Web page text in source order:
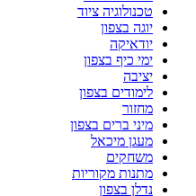
טכנולוגיה ציוד
יוגה בצפון
יודאיקה
ימי כיף בצפון
יציבה
לימודים בצפון
מחזור
מיני ברים בצפון
מעגן מיכאל
משחקים
מתנות מקוריות
נדלן בצפון